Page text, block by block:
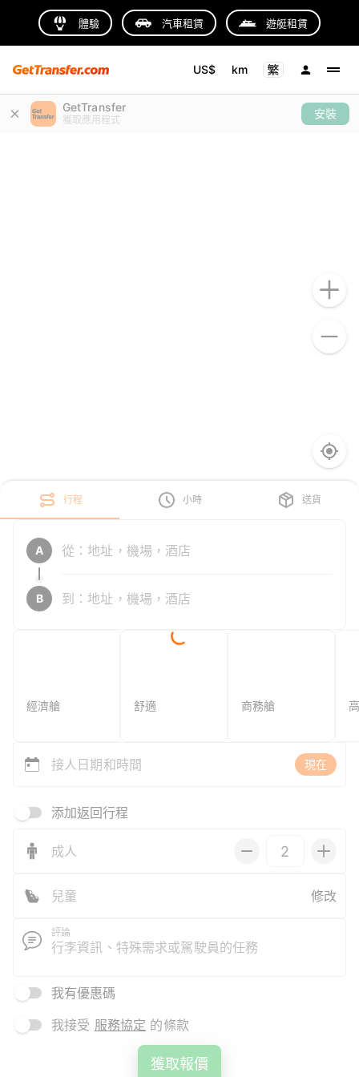
體驗 汽車租賃 遊艇租賃
US$ km
GetTransfer
獲取應用程式 安裝
行程 小時 送貨
A
B
經濟艙 舒適 商務艙
接人日期和時間 現在
添加返回行程
成人
兒童 修改
評論
我有優惠碼
我接受 服務協定 的條款
獲取報價